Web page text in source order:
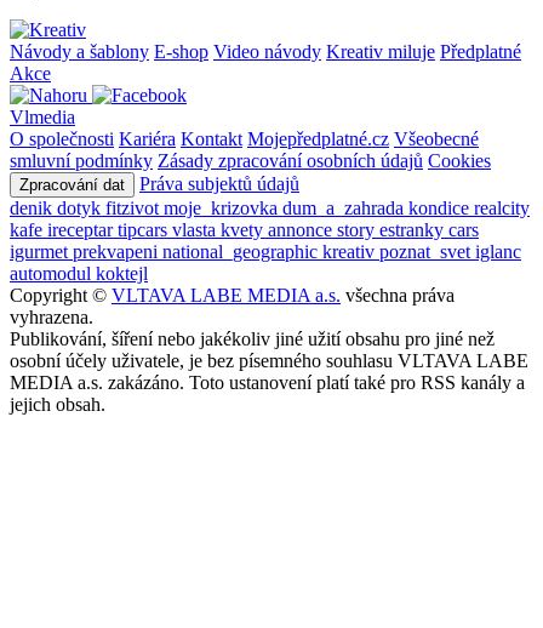
Návody a šablony E-shop Video návody Kreativ miluje Předplatné
Akce
Vlmedia
O společnosti Kariéra Kontakt Mojepředplatné.cz Všeobecné
smluvní podmínky Zásady zpracování osobních údajů Cookies
Zpracování dat
Práva subjektů údajů
denik dotyk fitzivot moje_krizovka dum_a_zahrada kondice realcity
kafe ireceptartipcars vlasta kvety annonce story estranky cars
igurmet prekvapeni national_geographic kreativ poznat_svet iglanc
automodul koktejl
Copyright © VLTAVA LABE MEDIA a.s. všechna práva
vyhrazena.
Publikování, šíření nebo jakékoliv jiné užití obsahu pro jiné než
osobní účely uživatele, je bez písemného souhlasu VLTAVA LABE
MEDIA a.s. zakázáno. Toto ustanovení platí také pro RSS kanály a
jejich obsah.